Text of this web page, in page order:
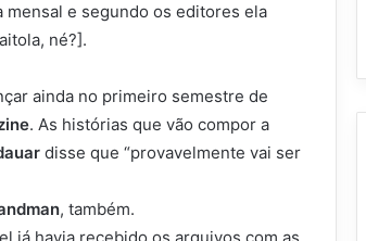
mensal e segundo os editores ela
né?].
ainda no primeiro semestre de
. As histórias que vão compor a
disse que “provavelmente vai ser
, também.